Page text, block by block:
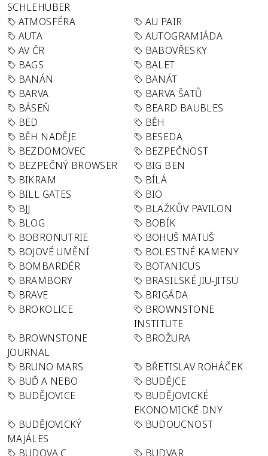
SCHLEHUBER
ATMOSFÉRA
AU PAIR
AUTA
AUTOGRAMIÁDA
AV ČR
BABOVŘESKY
BAGS
BALET
BANÁN
BANÁT
BARVA
BARVA ŠATŮ
BÁSEŇ
BEARD BAUBLES
BED
BĚH
BĚH NADĚJE
BESEDA
BEZDOMOVEC
BEZPEČNOST
BEZPEČNÝ BROWSER
BIG BEN
BIKRAM
BÍLÁ
BILL GATES
BIO
BJJ
BLAŽKŮV PAVILON
BLOG
BOBÍK
BOBRONUTRIE
BOHUŠ MATUŠ
BOJOVÉ UMĚNÍ
BOLESTNÉ KAMENY
BOMBARDÉR
BOTANICUS
BRAMBORY
BRASILSKÉ JIU-JITSU
BRAVE
BRIGÁDA
BROKOLICE
BROWNSTONE
INSTITUTE
BROWNSTONE
JOURNAL
BROŽURA
BRUNO MARS
BŘETISLAV ROHÁČEK
BUĎ A NEBO
BUDĚJCE
BUDĚJOVICE
BUDĚJOVICKÉ
EKONOMICKÉ DNY
BUDĚJOVICKÝ
MAJÁLES
BUDOUCNOST
BUDOVA C
BUDVAR